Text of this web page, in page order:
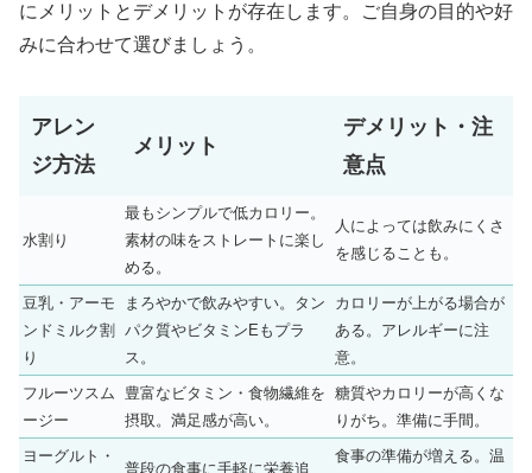
にメリットとデメリットが存在します。ご自身の目的や好
みに合わせて選びましょう。
アレン
ジ方法
メリット
デメリット・注
意点
水割り
最もシンプルで低カロリー。
素材の味をストレートに楽し
める。
人によっては飲みにくさ
を感じることも。
豆乳・アーモ
ンドミルク割
り
まろやかで飲みやすい。タン
パク質やビタミンEもプラ
ス。
カロリーが上がる場合が
ある。アレルギーに注
意。
フルーツスム
ージー
豊富なビタミン・食物繊維を
摂取。満足感が高い。
糖質やカロリーが高くな
りがち。準備に手間。
ヨーグルト・
普段の食事に手軽に栄養追
食事の準備が増える。温